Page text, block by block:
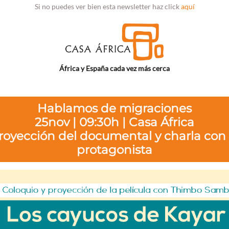
Si no puedes ver bien esta newsletter haz clickaquí
África y España cada vez más cerca
Hablamos de migraciones
25nov | 09:30h | Casa África
del documental y charla con
protagonista